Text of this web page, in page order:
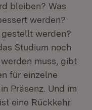
bleiben? Was
werden?
werden?
Studium noch
muss, gibt
für einzelne
Präsenz. Und im
eine Rückkehr